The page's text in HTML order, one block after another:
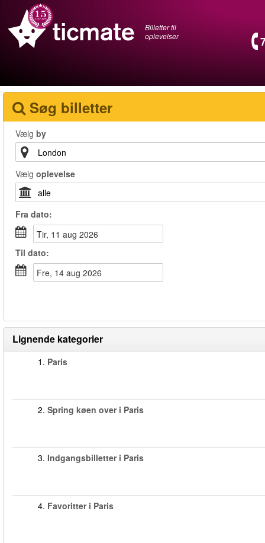
Billetter til
oplevelser
Søg billetter
Vælg by
Vælg oplevelse
Fra dato:
tir, 11 aug 2026
Til dato:
fre, 14 aug 2026
Lignende kategorier
1. Paris
2. Spring køen over i Paris
3. Indgangsbilletter i Paris
4. Favoritter i Paris